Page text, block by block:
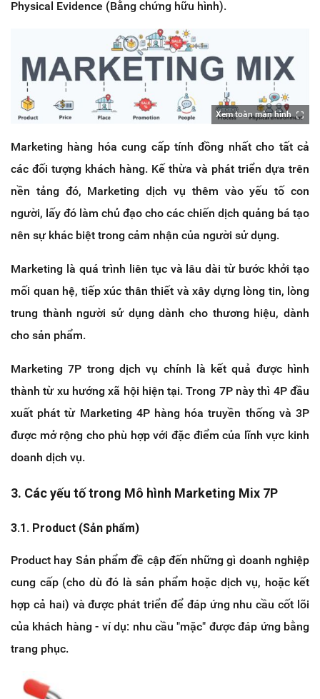
Physical Evidence (Bằng chứng hữu hình).
Xem toàn màn hình
Marketing hàng hóa cung cấp tính đồng nhất cho tất cả
các đối tượng khách hàng. Kế thừa và phát triển dựa trên
nền tảng đó, Marketing dịch vụ thêm vào yếu tố con
người, lấy đó làm chủ đạo cho các chiến dịch quảng bá tạo
nên sự khác biệt trong cảm nhận của người sử dụng.
Marketing là quá trình liên tục và lâu dài từ bước khởi tạo
mối quan hệ, tiếp xúc thân thiết và xây dựng lòng tin, lòng
trung thành người sử dụng dành cho thương hiệu, dành
cho sản phẩm.
Marketing 7P trong dịch vụ chính là kết quả được hình
thành từ xu hướng xã hội hiện tại. Trong 7P này thì 4P đầu
xuất phát từ Marketing 4P hàng hóa truyền thống và 3P
được mở rộng cho phù hợp với đặc điểm của lĩnh vực kinh
doanh dịch vụ.
3. Các yếu tố trong Mô hình Marketing Mix 7P
3.1. Product (Sản phẩm)
Product hay Sản phẩm đề cập đến những gì doanh nghiệp
cung cấp (cho dù đó là sản phẩm hoặc dịch vụ, hoặc kết
hợp cả hai) và được phát triển để đáp ứng nhu cầu cốt lõi
của khách hàng - ví dụ: nhu cầu "mặc" được đáp ứng bằng
trang phục.